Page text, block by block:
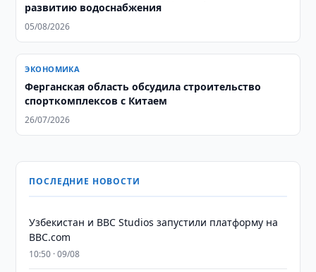
развитию водоснабжения
05/08/2026
ЭКОНОМИКА
Ферганская область обсудила строительство
спорткомплексов с Китаем
26/07/2026
ПОСЛЕДНИЕ НОВОСТИ
Узбекистан и BBC Studios запустили платформу на
BBC.com
10:50 · 09/08